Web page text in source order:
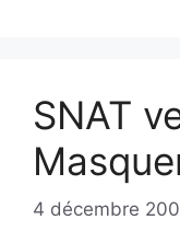
SNAT
4 décembre